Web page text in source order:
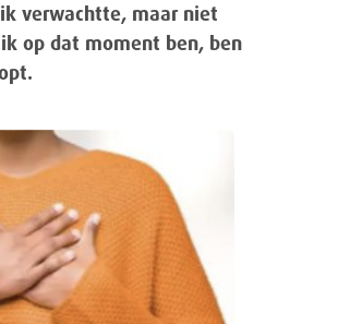
verwachtte, maar niet
op dat moment ben, ben